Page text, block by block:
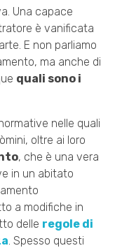
Una capace
è vanificata
E non parliamo
ma anche di
quali sono i
nelle quali
oltre ai loro
, che è una vera
in un abitato
a modifiche in
delle regole di
. Spesso questi